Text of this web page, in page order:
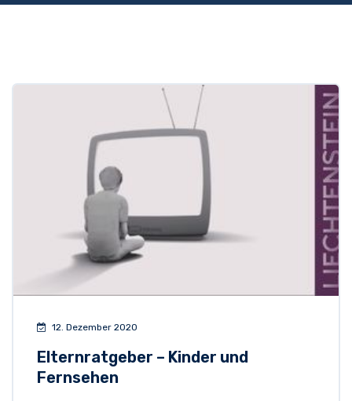
12. Dezember 2020
Elternratgeber – Kinder und
Fernsehen